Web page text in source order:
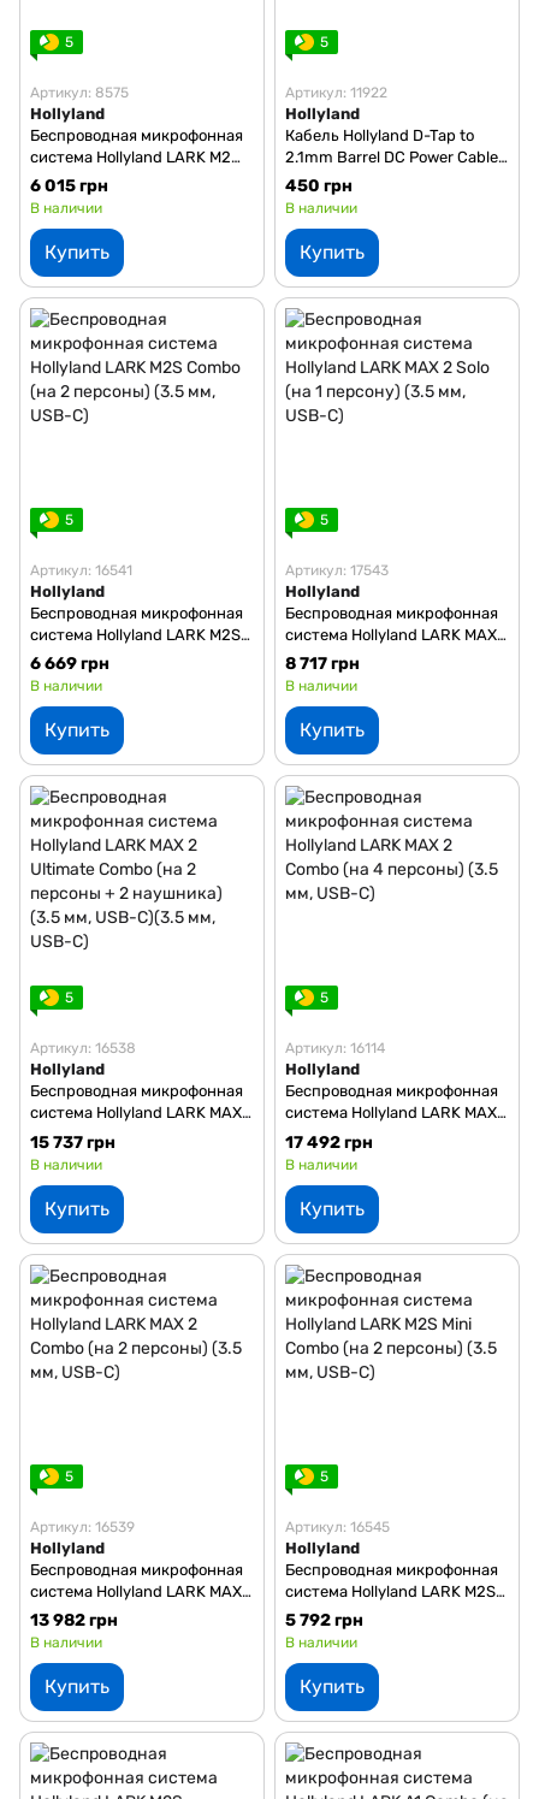
5
Артикул: 8575
Hollyland
Беспроводная микрофонная
система Hollyland LARK M2
Combo (Shine Charcoal) (3.5
мм, USB-C, Lightning)
6 015 грн
В наличии
Купить
5
Артикул: 11922
Hollyland
Кабель Hollyland D-Tap to
2.1mm Barrel DC Power Cable
for Mars 300/400/400S
450 грн
В наличии
Купить
5
Артикул: 16541
Hollyland
Беспроводная микрофонная
система Hollyland LARK M2S
Combo (на 2 персоны) (3.5
мм, USB-C)
6 669 грн
В наличии
Купить
5
Артикул: 17543
Hollyland
Беспроводная микрофонная
система Hollyland LARK MAX
2 Solo (на 1 персону) (3.5 мм,
USB-C)
8 717 грн
В наличии
Купить
5
Артикул: 16538
Hollyland
Беспроводная микрофонная
система Hollyland LARK MAX
2 Ultimate Combo (на 2
персоны + 2 наушника) (3.5
15 737 грн
В наличии
Купить
5
Артикул: 16114
Hollyland
Беспроводная микрофонная
система Hollyland LARK MAX
2 Combo (на 4 персоны) (3.5
мм, USB-C)
17 492 грн
В наличии
Купить
5
Артикул: 16539
Hollyland
Беспроводная микрофонная
система Hollyland LARK MAX
2 Combo (на 2 персоны) (3.5
мм, USB-C)
13 982 грн
В наличии
Купить
5
Артикул: 16545
Hollyland
Беспроводная микрофонная
система Hollyland LARK M2S
Mini Combo (на 2 персоны)
(3.5 мм, USB-C)
5 792 грн
В наличии
Купить